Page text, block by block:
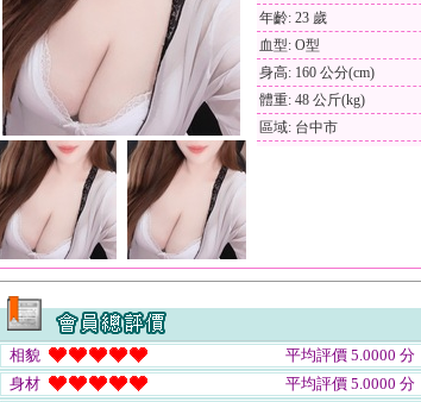
年齡: 23 歲
血型: O型
身高: 160 公分(cm)
體重: 48 公斤(kg)
區域: 台中市
相貌
平均評價 5.0000 分
身材
平均評價 5.0000 分